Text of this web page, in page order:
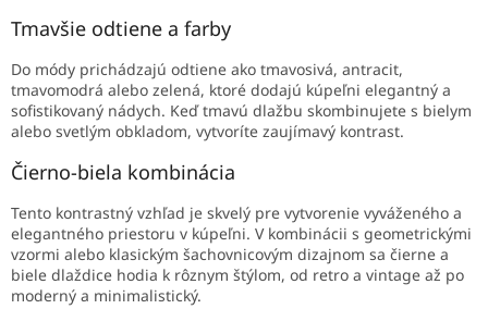
Tmavšie odtiene a farby
Do módy prichádzajú odtiene ako tmavosivá, antracit,
tmavomodrá alebo zelená, ktoré dodajú kúpeľni elegantný a
sofistikovaný nádych. Keď tmavú dlažbu skombinujete s bielym
alebo svetlým obkladom, vytvoríte zaujímavý kontrast.
Čierno-biela kombinácia
Tento kontrastný vzhľad je skvelý pre vytvorenie vyváženého a
elegantného priestoru v kúpeľni. V kombinácii s geometrickými
vzormi alebo klasickým šachovnicovým dizajnom sa čierne a
biele dlaždice hodia k rôznym štýlom, od retro a vintage až po
moderný a minimalistický.